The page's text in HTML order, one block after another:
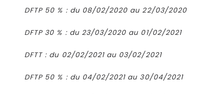
DFTP 50 % : du 08/02/2020 au 22/03/2020
DFTP 30 % : du 23/03/2020 au 01/02/2021
DFTT : du 02/02/2021 au 03/02/2021
DFTP 50 % : du 04/02/2021 au 30/04/2021